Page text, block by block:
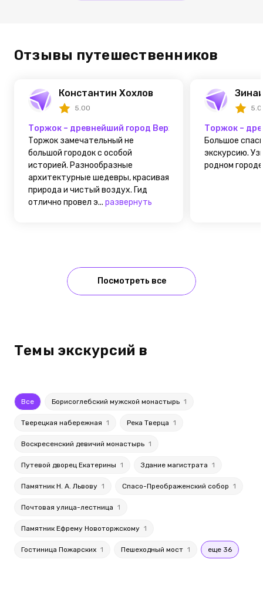
Отзывы путешественников
Константин Хохлов
5.00
Торжок – древнейший город Верхневолжья
Торжок замечательный не
большой городок с особой
историей. Разнообразные
архитектурные шедевры, красивая
природа и чистый воздух. Гид
отлично провел э... развернуть
Торжок –
Большое
экскурсию.
родном
Посмотреть все
Темы экскурсий в
Все Борисоглебский мужской монастырь 1
Тверецкая набережная 1 Река Тверца 1
Воскресенский девичий монастырь 1
Путевой дворец Екатерины 1 Здание магистрата 1
Памятник Н. А. Львову 1 Спасо-Преображенский собор 1
Почтовая улица-лестница 1
Памятник Ефрему Новоторжскому 1
Гостиница Пожарских 1 Пешеходный мост 1 еще 36